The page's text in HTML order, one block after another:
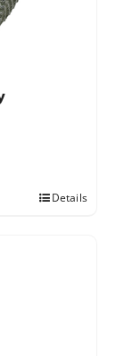
Details